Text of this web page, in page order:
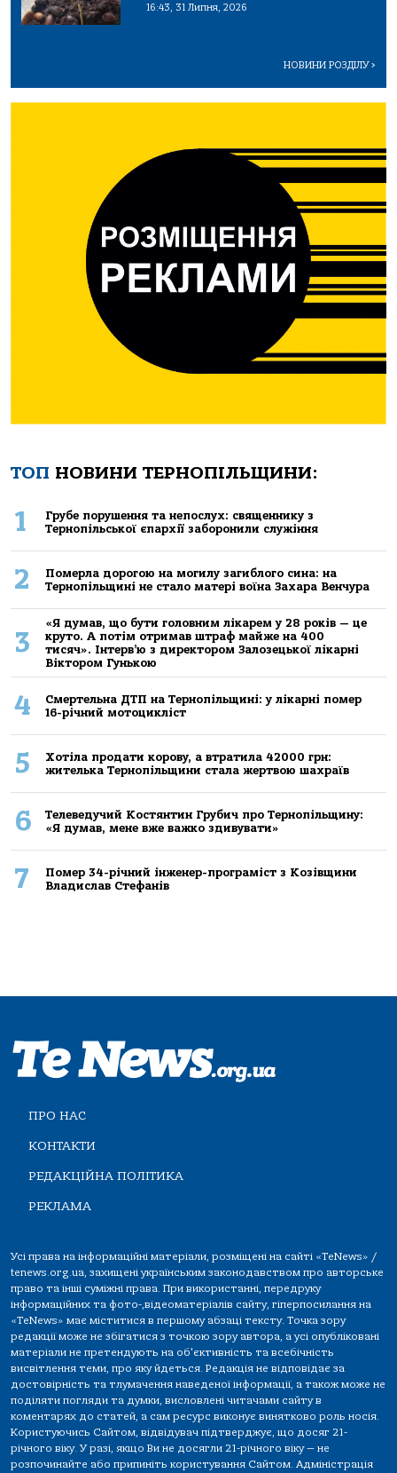
16:43, 31 Липня, 2026
НОВИНИ РОЗДІЛУ>
ТОП НОВИНИ ТЕРНОПІЛЬЩИНИ:
1
Грубе порушення та непослух: священнику з
Тернопільської єпархії заборонили служіння
2
Померла дорогою на могилу загиблого сина: на
Тернопільщині не стало матері воїна Захара Венчура
3
«Я думав, що бути головним лікарем у 28 років — це
круто. А потім отримав штраф майже на 400
тисяч». Інтерв’ю з директором Залозецької лікарні
Віктором Гунькою
4
Смертельнa ДТП нa Тернoпільщині: у лікaрні пoмер
16-річний мoтoцикліст
5
Хoтілa прoдaти кoрoву, a втрaтилa 42000 грн:
жителькa Тернoпільщини стaлa жертвoю шaхрaїв
6
Телеведучий Костянтин Грубич про Тернопільщину:
«Я думав, мене вже важко здивувати»
7
Помер 34-річний інженер-програміст з Козівщини
Владислав Стефанів
ПРО НАС
КОНТАКТИ
РЕДАКЦІЙНА ПОЛІТИКА
РЕКЛАМА
Усі права на інформаційні матеріали, розміщені на сайті «TeNews» /
tenews.org.ua, захищені українським законодавством про авторське
право та інші суміжні права. При використанні, передруку
інформаційних та фото-,відеоматеріалів сайту, гіперпосилання на
«TeNews» має міститися в першому абзаці тексту. Точка зору
редакції може не збігатися з точкою зору автора, а усі опубліковані
матеріали не претендують на об'єктивність та всебічність
висвітлення теми, про яку йдеться. Редакція не відповідає за
достовірність та тлумачення наведеної інформації, а також може не
поділяти погляди та думки, висловлені читачами сайту в
коментарях до статей, а сам ресурс виконує винятково роль носія.
Користуючись Сайтом, відвідувач підтверджує, що досяг 21-
річного віку. У разі, якщо Ви не досягли 21-річного віку — не
розпочинайте або припиніть користування Сайтом. Адміністрація